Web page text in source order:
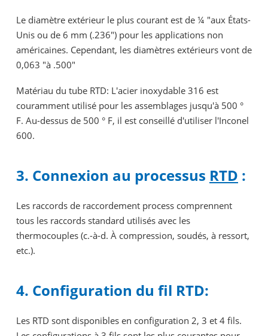
Le diamètre extérieur le plus courant est de ¼ "aux États-
Unis ou de 6 mm (.236") pour les applications non
américaines. Cependant, les diamètres extérieurs vont de
0,063 "à .500"
Matériau du tube RTD: L'acier inoxydable 316 est
couramment utilisé pour les assemblages jusqu'à 500 °
F. Au-dessus de 500 ° F, il est conseillé d'utiliser l'Inconel
600.
3. Connexion au processus RTD :
Les raccords de raccordement process comprennent
tous les raccords standard utilisés avec les
thermocouples (c.-à-d. À compression, soudés, à ressort,
etc.).
4. Configuration du fil RTD:
Les RTD sont disponibles en configuration 2, 3 et 4 fils.